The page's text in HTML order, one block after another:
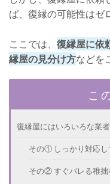
ば、復縁の可能性はゼ
ここでは、 復縁屋に依
縁屋の見分け方などを
こ
復縁屋にはいろいろな業者
その① しっかり対応し
その② すぐバレる稚拙